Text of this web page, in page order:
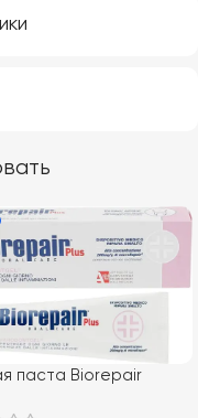
паста Biorepair